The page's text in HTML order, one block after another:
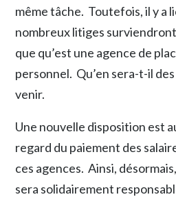
même tâche. Toutefois, il y a
nombreux litiges
que qu’est une agence de
personnel. Qu’en sera-t-il
venir.
Une nouvelle disposition est
regard du paiement des
ces agences. Ainsi,
sera solidairement